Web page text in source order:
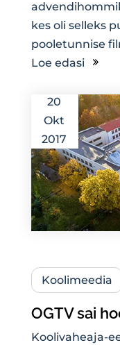
kes oli selleks
pooletunnise
Loe edasi
20
Okt
2017
Koolimeedia
OGTV sai
Koolivaheaja-